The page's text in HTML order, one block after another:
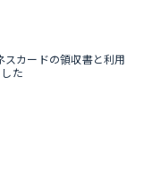
スカードの領収書と利用
た